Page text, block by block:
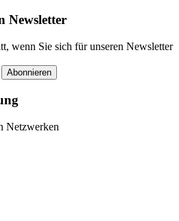
Newsletter
wenn Sie sich für unseren Newsletter
Abonnieren
Netzwerken